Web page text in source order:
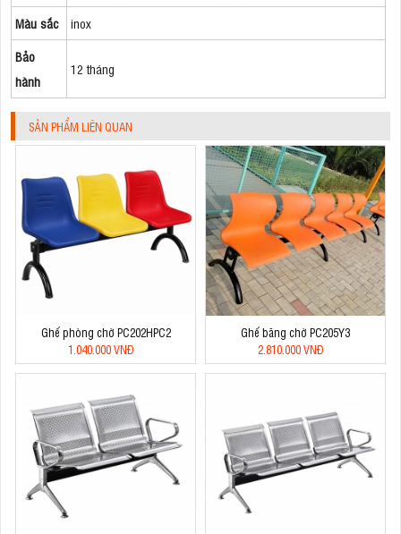
Màu sắc
inox
Bảo
hành
12 tháng
SẢN PHẨM LIÊN QUAN
Ghế phòng chờ PC202HPC2
1.040.000 VNĐ
Ghế băng chờ PC205Y3
2.810.000 VNĐ